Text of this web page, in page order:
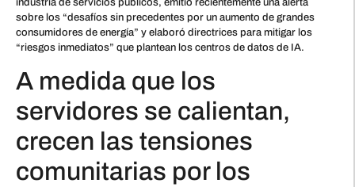
industria de servicios públicos, emitió recientemente una alerta
sobre los “desafíos sin precedentes por un aumento de grandes
consumidores de energía” y elaboró directrices para mitigar los
“riesgos inmediatos” que plantean los centros de datos de IA.
A medida que los
servidores se calientan,
crecen las tensiones
comunitarias por los